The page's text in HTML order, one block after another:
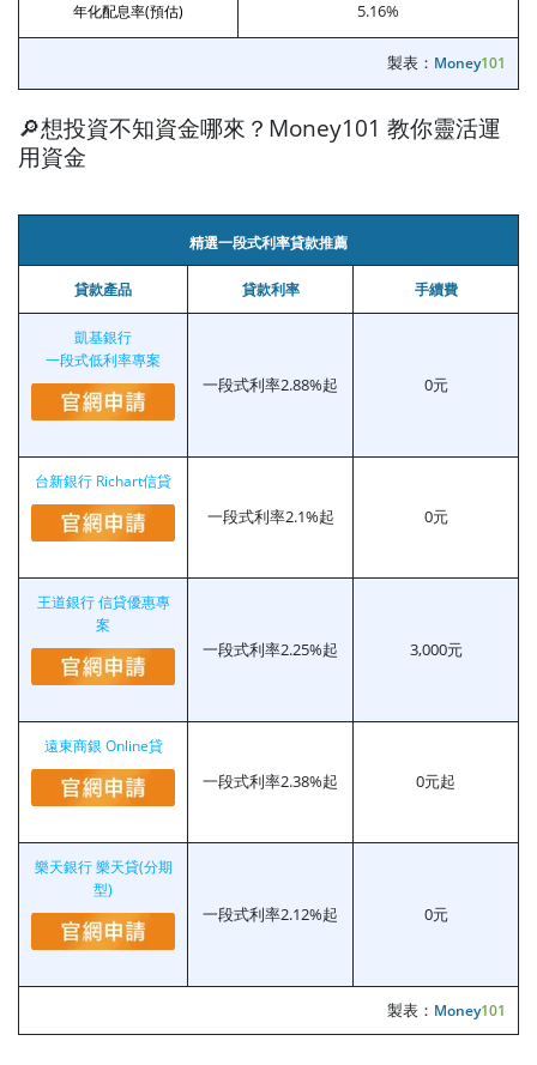
年化配息率(預估) 5.16%
製表： Money101
🔎想投資不知資金哪來？Money101 教你靈活運
用資金
精選一段式利率貸款推薦
貸款產品 貸款利率 手續費
凱基銀行
一段式低利率專案
一段式利率2.88%起 0元
台新銀行 Richart信貸
一段式利率2.1%起 0元
王道銀行 信貸優惠專
案
一段式利率2.25%起 3,000元
遠東商銀 Online貸
一段式利率2.38%起 0元起
樂天銀行 樂天貸(分期
型)
一段式利率2.12%起 0元
製表： Money101